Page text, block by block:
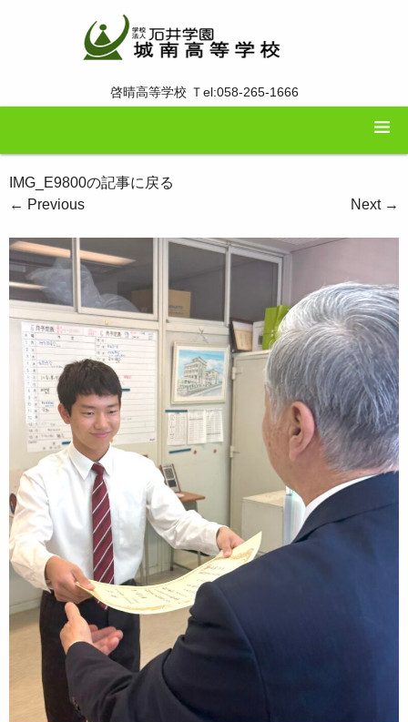
啓晴高等学校 Ｔel:058-265-1666
IMG_E9800の記事に戻る
← Previous Next →